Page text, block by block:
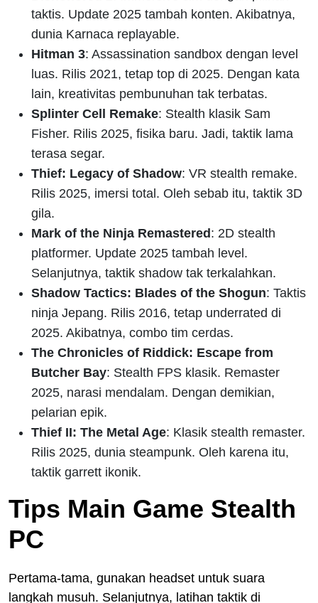
taktis. Update 2025 tambah konten. Akibatnya,
dunia Karnaca replayable.
Hitman 3: Assassination sandbox dengan level
luas. Rilis 2021, tetap top di 2025. Dengan kata
lain, kreativitas pembunuhan tak terbatas.
Splinter Cell Remake: Stealth klasik Sam
Fisher. Rilis 2025, fisika baru. Jadi, taktik lama
terasa segar.
Thief: Legacy of Shadow: VR stealth remake.
Rilis 2025, imersi total. Oleh sebab itu, taktik 3D
gila.
Mark of the Ninja Remastered: 2D stealth
platformer. Update 2025 tambah level.
Selanjutnya, taktik shadow tak terkalahkan.
Shadow Tactics: Blades of the Shogun: Taktis
ninja Jepang. Rilis 2016, tetap underrated di
2025. Akibatnya, combo tim cerdas.
The Chronicles of Riddick: Escape from
Butcher Bay: Stealth FPS klasik. Remaster
2025, narasi mendalam. Dengan demikian,
pelarian epik.
Thief II: The Metal Age: Klasik stealth remaster.
Rilis 2025, dunia steampunk. Oleh karena itu,
taktik garrett ikonik.
Tips Main Game Stealth
PC
Pertama-tama, gunakan headset untuk suara
langkah musuh. Selanjutnya, latihan taktik di